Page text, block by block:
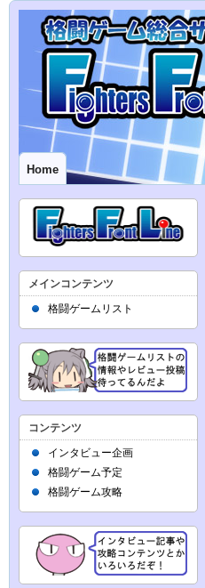
Home
メインコンテンツ
格闘ゲームリスト
コンテンツ
インタビュー企画
格闘ゲーム予定
格闘ゲーム攻略